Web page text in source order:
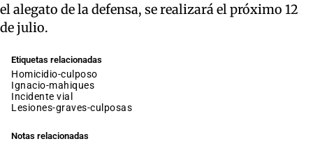
el alegato de la defensa, se realizará el próximo 12
de julio.
Etiquetas relacionadas
homicidio-culposo
ignacio-mahiques
incidente vial
lesiones-graves-culposas
Notas relacionadas